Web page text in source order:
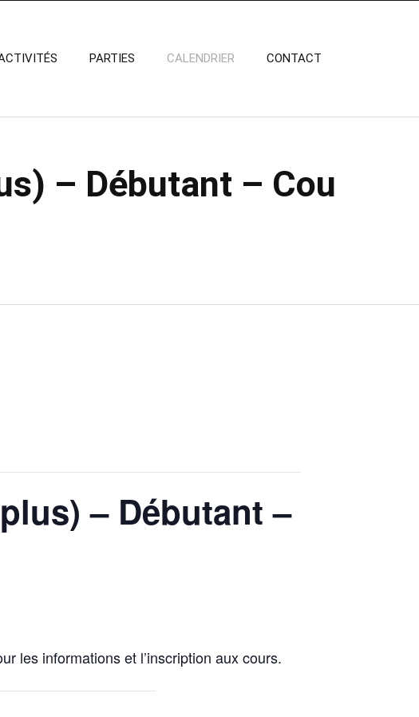
PARTIES CALENDRIER CONTACT
– Débutant – Cou
– Débutant –
les informations et l’inscription aux cours.